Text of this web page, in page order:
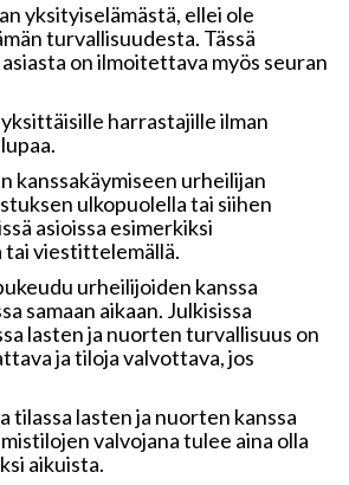
yksityiselämästä, ellei ole
turvallisuudesta. Tässä
on ilmoitettava myös seuran
harrastajille ilman
kanssakäymiseen urheilijan
ulkopuolella tai siihen
asioissa esimerkiksi
tai viestittelemällä.
urheilijoiden kanssa
samaan aikaan. Julkisissa
lasten ja nuorten turvallisuus on
ja tiloja valvottava, jos
tilassa lasten ja nuorten kanssa
valvojana tulee aina olla
aikuista.